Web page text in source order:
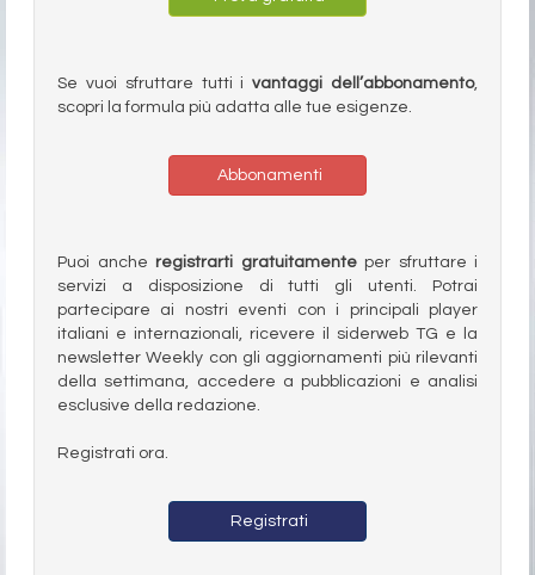
Se vuoi sfruttare tutti ivantaggi dell’abbonamento,
scopri la formula più adatta alle tue esigenze.
Abbonamenti
Puoi anche registrarti gratuitamenteper sfruttare i
servizi a disposizione di tutti gli utenti. Potrai
partecipare ai nostri eventi con i principali player
italiani e internazionali, ricevere il siderweb TG e la
newsletter Weekly con gli aggiornamenti più rilevanti
della settimana, accedere a pubblicazioni e analisi
esclusive della redazione.
Registrati ora.
Registrati